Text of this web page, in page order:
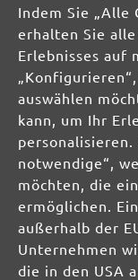
SCHLEIFMITTEL
Schleifscheiben
Schleifbänder
Schleifgitter
Schleifblätter
Schleifbögen
Schleifvliese
Schleifpads
MIOTOOLS
UK
Indem Sie „Alle
erhalten Sie
Erlebnisses auf
auswählen
kann, um Ihr
personalisieren.
notwendige“,
möchten, die
ermöglichen.
außerhalb der
Unternehmen
die in den USA